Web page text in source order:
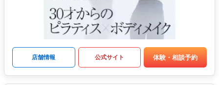
店舗情報 公式サイト 体験・相談予約